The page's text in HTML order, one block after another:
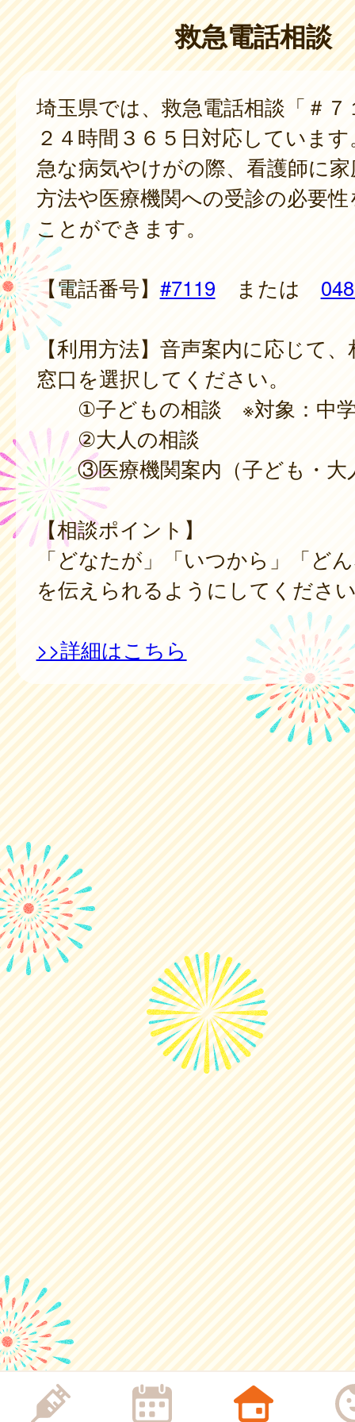
救急電話相談
埼玉県では、救急電話相談「＃７
２４時間３６５日対応しています
急な病気やけがの際、看護師に
方法や医療機関への受診の必要
ことができます。
【電話番号】 #7119 または
【利用方法】音声案内に応じて
窓口を選択してください。
①子どもの相談 ※対象：中
②大人の相談
③医療機関案内（子ども・大
【相談ポイント】
「どなたが」「いつから」「ど
を伝えられるようにしてくださ
>>詳細はこちら